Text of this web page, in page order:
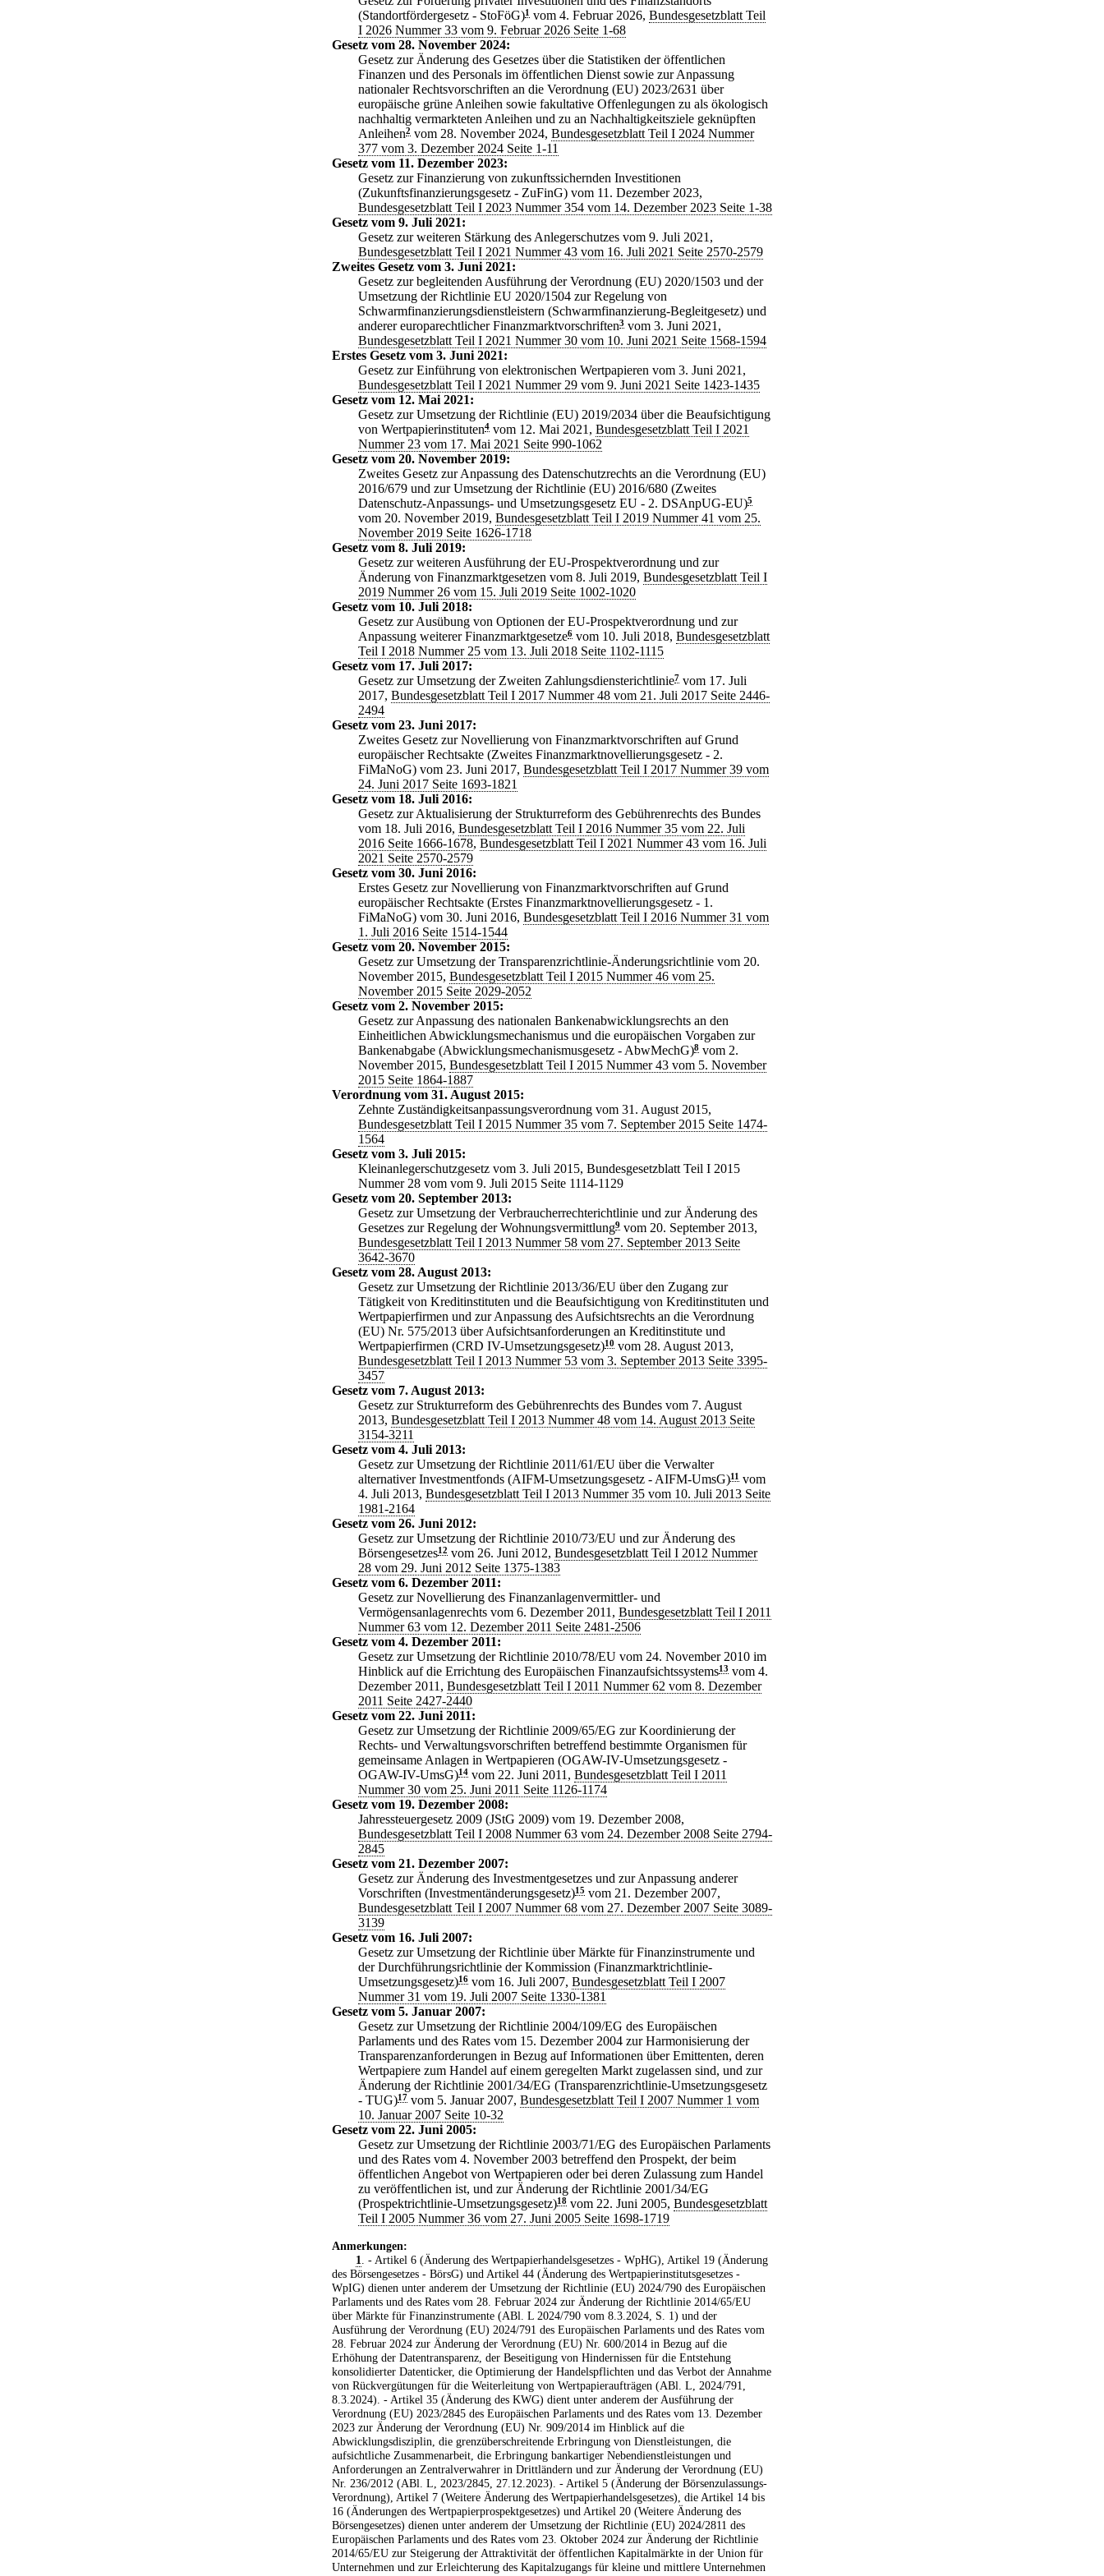
(Standortfördergesetz - StoFöG)1 vom 4. Februar 2026, Bundesgesetzblatt Teil
I 2026 Nummer 33 vom 9. Februar 2026 Seite 1-68
Gesetz vom 28. November 2024:
Gesetz zur Änderung des Gesetzes über die Statistiken der öffentlichen
Finanzen und des Personals im öffentlichen Dienst sowie zur Anpassung
nationaler Rechtsvorschriften an die Verordnung (EU) 2023/2631 über
europäische grüne Anleihen sowie fakultative Offenlegungen zu als ökologisch
nachhaltig vermarkteten Anleihen und zu an Nachhaltigkeitsziele geknüpften
Anleihen2 vom 28. November 2024, Bundesgesetzblatt Teil I 2024 Nummer
377 vom 3. Dezember 2024 Seite 1-11
Gesetz vom 11. Dezember 2023:
Gesetz zur Finanzierung von zukunftssichernden Investitionen
(Zukunftsfinanzierungsgesetz - ZuFinG) vom 11. Dezember 2023,
Bundesgesetzblatt Teil I 2023 Nummer 354 vom 14. Dezember 2023 Seite 1-38
Gesetz vom 9. Juli 2021:
Gesetz zur weiteren Stärkung des Anlegerschutzes vom 9. Juli 2021,
Bundesgesetzblatt Teil I 2021 Nummer 43 vom 16. Juli 2021 Seite 2570-2579
Zweites Gesetz vom 3. Juni 2021:
Gesetz zur begleitenden Ausführung der Verordnung (EU) 2020/1503 und der
Umsetzung der Richtlinie EU 2020/1504 zur Regelung von
Schwarmfinanzierungsdienstleistern (Schwarmfinanzierung-Begleitgesetz) und
anderer europarechtlicher Finanzmarktvorschriften3 vom 3. Juni 2021,
Bundesgesetzblatt Teil I 2021 Nummer 30 vom 10. Juni 2021 Seite 1568-1594
Erstes Gesetz vom 3. Juni 2021:
Gesetz zur Einführung von elektronischen Wertpapieren vom 3. Juni 2021,
Bundesgesetzblatt Teil I 2021 Nummer 29 vom 9. Juni 2021 Seite 1423-1435
Gesetz vom 12. Mai 2021:
Gesetz zur Umsetzung der Richtlinie (EU) 2019/2034 über die Beaufsichtigung
von Wertpapierinstituten4 vom 12. Mai 2021, Bundesgesetzblatt Teil I 2021
Nummer 23 vom 17. Mai 2021 Seite 990-1062
Gesetz vom 20. November 2019:
Zweites Gesetz zur Anpassung des Datenschutzrechts an die Verordnung (EU)
2016/679 und zur Umsetzung der Richtlinie (EU) 2016/680 (Zweites
Datenschutz-Anpassungs- und Umsetzungsgesetz EU - 2. DSAnpUG-EU)5
vom 20. November 2019, Bundesgesetzblatt Teil I 2019 Nummer 41 vom 25.
November 2019 Seite 1626-1718
Gesetz vom 8. Juli 2019:
Gesetz zur weiteren Ausführung der EU-Prospektverordnung und zur
Änderung von Finanzmarktgesetzen vom 8. Juli 2019, Bundesgesetzblatt Teil I
2019 Nummer 26 vom 15. Juli 2019 Seite 1002-1020
Gesetz vom 10. Juli 2018:
Gesetz zur Ausübung von Optionen der EU-Prospektverordnung und zur
Anpassung weiterer Finanzmarktgesetze6 vom 10. Juli 2018, Bundesgesetzblatt
Teil I 2018 Nummer 25 vom 13. Juli 2018 Seite 1102-1115
Gesetz vom 17. Juli 2017:
Gesetz zur Umsetzung der Zweiten Zahlungsdiensterichtlinie7 vom 17. Juli
2017, Bundesgesetzblatt Teil I 2017 Nummer 48 vom 21. Juli 2017 Seite 2446-
2494
Gesetz vom 23. Juni 2017:
Zweites Gesetz zur Novellierung von Finanzmarktvorschriften auf Grund
europäischer Rechtsakte (Zweites Finanzmarktnovellierungsgesetz - 2.
FiMaNoG) vom 23. Juni 2017, Bundesgesetzblatt Teil I 2017 Nummer 39 vom
24. Juni 2017 Seite 1693-1821
Gesetz vom 18. Juli 2016:
Gesetz zur Aktualisierung der Strukturreform des Gebührenrechts des Bundes
vom 18. Juli 2016, Bundesgesetzblatt Teil I 2016 Nummer 35 vom 22. Juli
2016 Seite 1666-1678, Bundesgesetzblatt Teil I 2021 Nummer 43 vom 16. Juli
2021 Seite 2570-2579
Gesetz vom 30. Juni 2016:
Erstes Gesetz zur Novellierung von Finanzmarktvorschriften auf Grund
europäischer Rechtsakte (Erstes Finanzmarktnovellierungsgesetz - 1.
FiMaNoG) vom 30. Juni 2016, Bundesgesetzblatt Teil I 2016 Nummer 31 vom
1. Juli 2016 Seite 1514-1544
Gesetz vom 20. November 2015:
Gesetz zur Umsetzung der Transparenzrichtlinie-Änderungsrichtlinie vom 20.
November 2015, Bundesgesetzblatt Teil I 2015 Nummer 46 vom 25.
November 2015 Seite 2029-2052
Gesetz vom 2. November 2015:
Gesetz zur Anpassung des nationalen Bankenabwicklungsrechts an den
Einheitlichen Abwicklungsmechanismus und die europäischen Vorgaben zur
Bankenabgabe (Abwicklungsmechanismusgesetz - AbwMechG)8 vom 2.
November 2015, Bundesgesetzblatt Teil I 2015 Nummer 43 vom 5. November
2015 Seite 1864-1887
Verordnung vom 31. August 2015:
Zehnte Zuständigkeitsanpassungsverordnung vom 31. August 2015,
Bundesgesetzblatt Teil I 2015 Nummer 35 vom 7. September 2015 Seite 1474-
1564
Gesetz vom 3. Juli 2015:
Kleinanlegerschutzgesetz vom 3. Juli 2015, Bundesgesetzblatt Teil I 2015
Nummer 28 vom vom 9. Juli 2015 Seite 1114-1129
Gesetz vom 20. September 2013:
Gesetz zur Umsetzung der Verbraucherrechterichtlinie und zur Änderung des
Gesetzes zur Regelung der Wohnungsvermittlung9 vom 20. September 2013,
Bundesgesetzblatt Teil I 2013 Nummer 58 vom 27. September 2013 Seite
3642-3670
Gesetz vom 28. August 2013:
Gesetz zur Umsetzung der Richtlinie 2013/36/EU über den Zugang zur
Tätigkeit von Kreditinstituten und die Beaufsichtigung von Kreditinstituten und
Wertpapierfirmen und zur Anpassung des Aufsichtsrechts an die Verordnung
(EU) Nr. 575/2013 über Aufsichtsanforderungen an Kreditinstitute und
Wertpapierfirmen (CRD IV-Umsetzungsgesetz)10 vom 28. August 2013,
Bundesgesetzblatt Teil I 2013 Nummer 53 vom 3. September 2013 Seite 3395-
3457
Gesetz vom 7. August 2013:
Gesetz zur Strukturreform des Gebührenrechts des Bundes vom 7. August
2013, Bundesgesetzblatt Teil I 2013 Nummer 48 vom 14. August 2013 Seite
3154-3211
Gesetz vom 4. Juli 2013:
Gesetz zur Umsetzung der Richtlinie 2011/61/EU über die Verwalter
alternativer Investmentfonds (AIFM-Umsetzungsgesetz - AIFM-UmsG)11
vom
4. Juli 2013, Bundesgesetzblatt Teil I 2013 Nummer 35 vom 10. Juli 2013 Seite
1981-2164
Gesetz vom 26. Juni 2012:
Gesetz zur Umsetzung der Richtlinie 2010/73/EU und zur Änderung des
Börsengesetzes12 vom 26. Juni 2012, Bundesgesetzblatt Teil I 2012 Nummer
28 vom 29. Juni 2012 Seite 1375-1383
Gesetz vom 6. Dezember 2011:
Gesetz zur Novellierung des Finanzanlagenvermittler- und
Vermögensanlagenrechts vom 6. Dezember 2011, Bundesgesetzblatt Teil I 2011
Nummer 63 vom 12. Dezember 2011 Seite 2481-2506
Gesetz vom 4. Dezember 2011:
Gesetz zur Umsetzung der Richtlinie 2010/78/EU vom 24. November 2010 im
Hinblick auf die Errichtung des Europäischen Finanzaufsichtssystems13 vom 4.
Dezember 2011, Bundesgesetzblatt Teil I 2011 Nummer 62 vom 8. Dezember
2011 Seite 2427-2440
Gesetz vom 22. Juni 2011:
Gesetz zur Umsetzung der Richtlinie 2009/65/EG zur Koordinierung der
Rechts- und Verwaltungsvorschriften betreffend bestimmte Organismen für
gemeinsame Anlagen in Wertpapieren (OGAW-IV-Umsetzungsgesetz -
OGAW-IV-UmsG)14 vom 22. Juni 2011, Bundesgesetzblatt Teil I 2011
Nummer 30 vom 25. Juni 2011 Seite 1126-1174
Gesetz vom 19. Dezember 2008:
Jahressteuergesetz 2009 (JStG 2009) vom 19. Dezember 2008,
Bundesgesetzblatt Teil I 2008 Nummer 63 vom 24. Dezember 2008 Seite 2794-
2845
Gesetz vom 21. Dezember 2007:
Gesetz zur Änderung des Investmentgesetzes und zur Anpassung anderer
Vorschriften (Investmentänderungsgesetz)15 vom 21. Dezember 2007,
Bundesgesetzblatt Teil I 2007 Nummer 68 vom 27. Dezember 2007 Seite 3089-
3139
Gesetz vom 16. Juli 2007:
Gesetz zur Umsetzung der Richtlinie über Märkte für Finanzinstrumente und
der Durchführungsrichtlinie der Kommission (Finanzmarktrichtlinie-
Umsetzungsgesetz)16 vom 16. Juli 2007, Bundesgesetzblatt Teil I 2007
Nummer 31 vom 19. Juli 2007 Seite 1330-1381
Gesetz vom 5. Januar 2007:
Gesetz zur Umsetzung der Richtlinie 2004/109/EG des Europäischen
Parlaments und des Rates vom 15. Dezember 2004 zur Harmonisierung der
Transparenzanforderungen in Bezug auf Informationen über Emittenten, deren
Wertpapiere zum Handel auf einem geregelten Markt zugelassen sind, und zur
Änderung der Richtlinie 2001/34/EG (Transparenzrichtlinie-Umsetzungsgesetz
- TUG)17 vom 5. Januar 2007, Bundesgesetzblatt Teil I 2007 Nummer 1 vom
10. Januar 2007 Seite 10-32
Gesetz vom 22. Juni 2005:
Gesetz zur Umsetzung der Richtlinie 2003/71/EG des Europäischen Parlaments
und des Rates vom 4. November 2003 betreffend den Prospekt, der beim
öffentlichen Angebot von Wertpapieren oder bei deren Zulassung zum Handel
zu veröffentlichen ist, und zur Änderung der Richtlinie 2001/34/EG
(Prospektrichtlinie-Umsetzungsgesetz)18 vom 22. Juni 2005, Bundesgesetzblatt
Teil I 2005 Nummer 36 vom 27. Juni 2005 Seite 1698-1719
Anmerkungen:
1
. - Artikel 6 (Änderung des Wertpapierhandelsgesetzes - WpHG), Artikel 19 (Änderung
des Börsengesetzes - BörsG) und Artikel 44 (Änderung des Wertpapierinstitutsgesetzes -
WpIG) dienen unter anderem der Umsetzung der Richtlinie (EU) 2024/790 des Europäischen
Parlaments und des Rates vom 28. Februar 2024 zur Änderung der Richtlinie 2014/65/EU
über Märkte für Finanzinstrumente (ABl. L 2024/790 vom 8.3.2024, S. 1) und der
Ausführung der Verordnung (EU) 2024/791 des Europäischen Parlaments und des Rates vom
28. Februar 2024 zur Änderung der Verordnung (EU) Nr. 600/2014 in Bezug auf die
Erhöhung der Datentransparenz, der Beseitigung von Hindernissen für die Entstehung
konsolidierter Datenticker, die Optimierung der Handelspflichten und das Verbot der Annahme
von Rückvergütungen für die Weiterleitung von Wertpapieraufträgen (ABl. L, 2024/791,
8.3.2024). - Artikel 35 (Änderung des KWG) dient unter anderem der Ausführung der
Verordnung (EU) 2023/2845 des Europäischen Parlaments und des Rates vom 13. Dezember
2023 zur Änderung der Verordnung (EU) Nr. 909/2014 im Hinblick auf die
Abwicklungsdisziplin, die grenzüberschreitende Erbringung von Dienstleistungen, die
aufsichtliche Zusammenarbeit, die Erbringung bankartiger Nebendienstleistungen und
Anforderungen an Zentralverwahrer in Drittländern und zur Änderung der Verordnung (EU)
Nr. 236/2012 (ABl. L, 2023/2845, 27.12.2023). - Artikel 5 (Änderung der Börsenzulassungs-
Verordnung), Artikel 7 (Weitere Änderung des Wertpapierhandelsgesetzes), die Artikel 14 bis
16 (Änderungen des Wertpapierprospektgesetzes) und Artikel 20 (Weitere Änderung des
Börsengesetzes) dienen unter anderem der Umsetzung der Richtlinie (EU) 2024/2811 des
Europäischen Parlaments und des Rates vom 23. Oktober 2024 zur Änderung der Richtlinie
2014/65/EU zur Steigerung der Attraktivität der öffentlichen Kapitalmärkte in der Union für
Unternehmen und zur Erleichterung des Kapitalzugangs für kleine und mittlere Unternehmen